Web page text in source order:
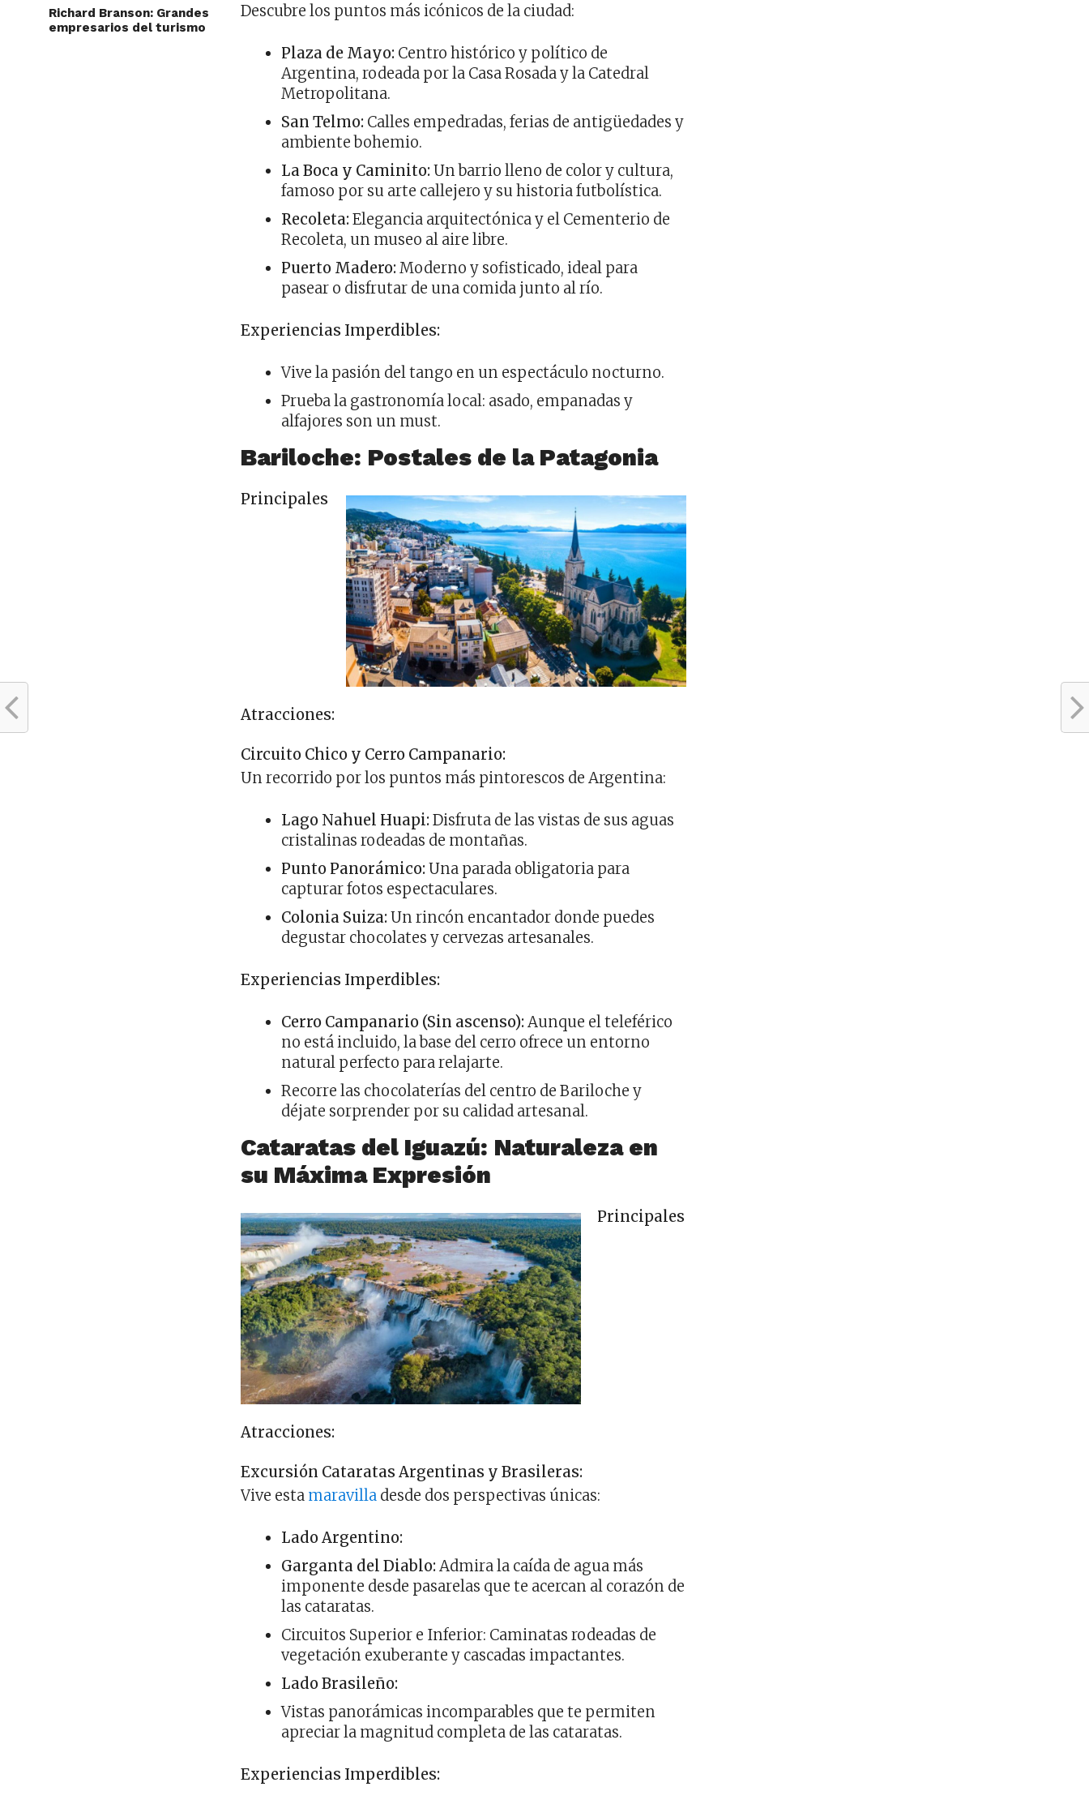
Richard Branson: Grandes
empresarios del turismo
Descubre los puntos más icónicos de la ciudad:
Plaza de Mayo: Centro histórico y político de
Argentina, rodeada por la Casa Rosada y la Catedral
Metropolitana.
San Telmo: Calles empedradas, ferias de antigüedades y
ambiente bohemio.
La Boca y Caminito: Un barrio lleno de color y cultura,
famoso por su arte callejero y su historia futbolística.
Recoleta: Elegancia arquitectónica y el Cementerio de
Recoleta, un museo al aire libre.
Puerto Madero: Moderno y sofisticado, ideal para
pasear o disfrutar de una comida junto al río.
Experiencias Imperdibles:
Vive la pasión del tango en un espectáculo nocturno.
Prueba la gastronomía local: asado, empanadas y
alfajores son un must.
Bariloche: Postales de la Patagonia
Principales
Atracciones:
Circuito Chico y Cerro Campanario:
Un recorrido por los puntos más pintorescos de Argentina:
Lago Nahuel Huapi: Disfruta de las vistas de sus aguas
cristalinas rodeadas de montañas.
Punto Panorámico: Una parada obligatoria para
capturar fotos espectaculares.
Colonia Suiza: Un rincón encantador donde puedes
degustar chocolates y cervezas artesanales.
Experiencias Imperdibles:
Cerro Campanario (Sin ascenso): Aunque el teleférico
no está incluido, la base del cerro ofrece un entorno
natural perfecto para relajarte.
Recorre las chocolaterías del centro de Bariloche y
déjate sorprender por su calidad artesanal.
Cataratas del Iguazú: Naturaleza en
su Máxima Expresión
Principales
Atracciones:
Excursión Cataratas Argentinas y Brasileras:
Vive esta maravilla desde dos perspectivas únicas:
Lado Argentino:
Garganta del Diablo: Admira la caída de agua más
imponente desde pasarelas que te acercan al corazón de
las cataratas.
Circuitos Superior e Inferior: Caminatas rodeadas de
vegetación exuberante y cascadas impactantes.
Lado Brasileño:
Vistas panorámicas incomparables que te permiten
apreciar la magnitud completa de las cataratas.
Experiencias Imperdibles: